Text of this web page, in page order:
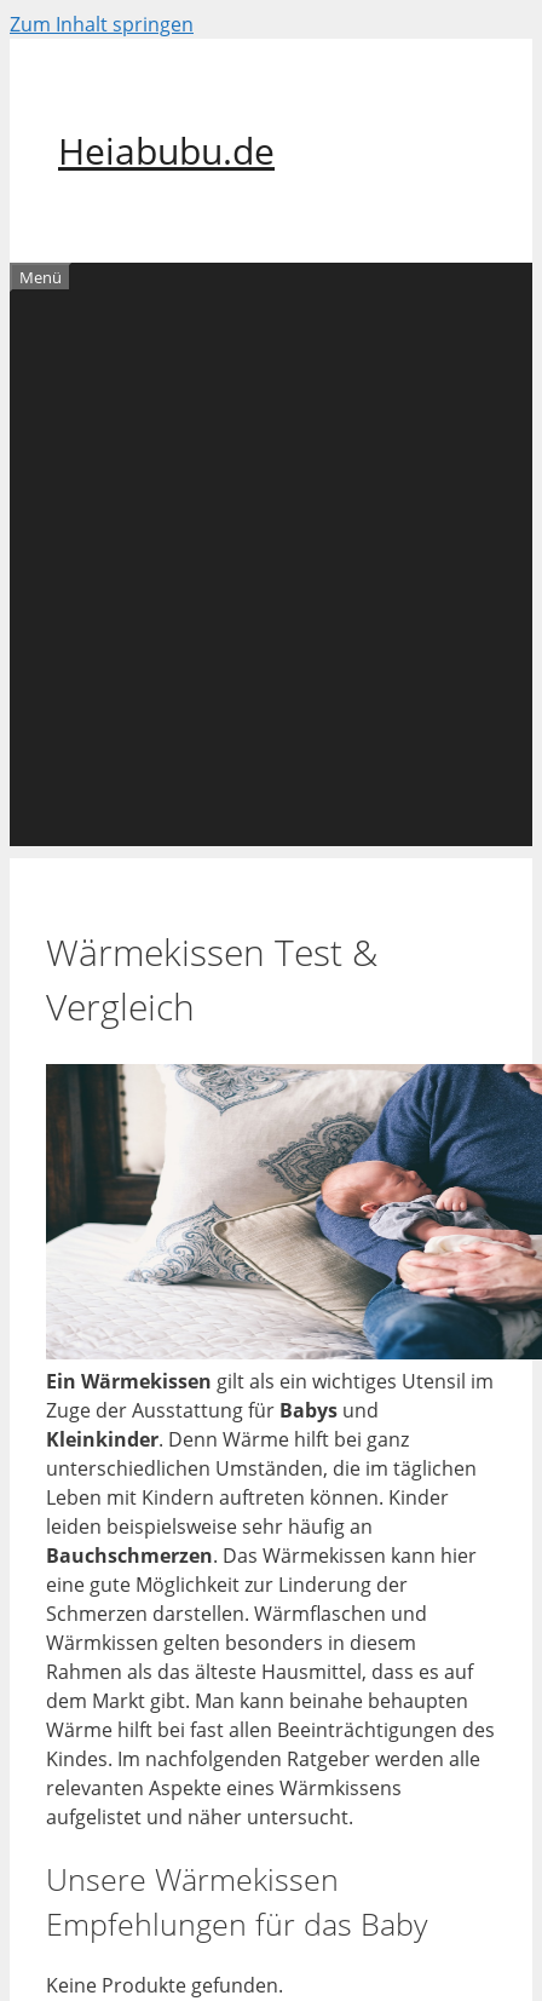
Zum Inhalt springen
Heiabubu.de
Menü
Wärmekissen Test &
Vergleich
Ein Wärmekissen gilt als ein wichtiges Utensil im
Zuge der Ausstattung für Babys und
Kleinkinder. Denn Wärme hilft bei ganz
unterschiedlichen Umständen, die im täglichen
Leben mit Kindern auftreten können. Kinder
leiden beispielsweise sehr häufig an
Bauchschmerzen. Das Wärmekissen kann hier
eine gute Möglichkeit zur Linderung der
Schmerzen darstellen. Wärmflaschen und
Wärmkissen gelten besonders in diesem
Rahmen als das älteste Hausmittel, dass es auf
dem Markt gibt. Man kann beinahe behaupten
Wärme hilft bei fast allen Beeinträchtigungen des
Kindes. Im nachfolgenden Ratgeber werden alle
relevanten Aspekte eines Wärmkissens
aufgelistet und näher untersucht.
Unsere Wärmekissen
Empfehlungen für das Baby
Keine Produkte gefunden.